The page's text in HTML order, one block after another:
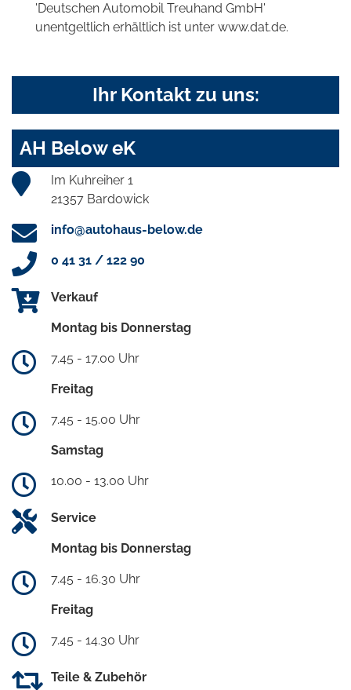
'Deutschen Automobil Treuhand GmbH'
unentgeltlich erhältlich ist unter www.dat.de.
Ihr Kontakt zu uns:
AH Below eK
Im Kuhreiher 1
21357 Bardowick
info@autohaus-below.de
0 41 31 / 122 90
Verkauf
Montag bis Donnerstag
7.45 - 17.00 Uhr
Freitag
7.45 - 15.00 Uhr
Samstag
10.00 - 13.00 Uhr
Service
Montag bis Donnerstag
7.45 - 16.30 Uhr
Freitag
7.45 - 14.30 Uhr
Teile & Zubehör